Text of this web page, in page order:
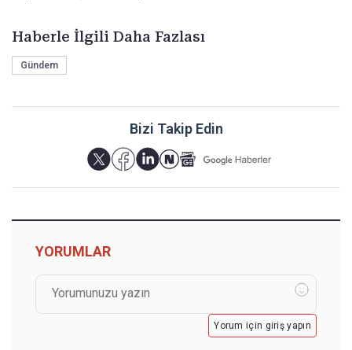
Haberle İlgili Daha Fazlası
Gündem
Bizi Takip Edin
YORUMLAR
Yorum için giriş yapın